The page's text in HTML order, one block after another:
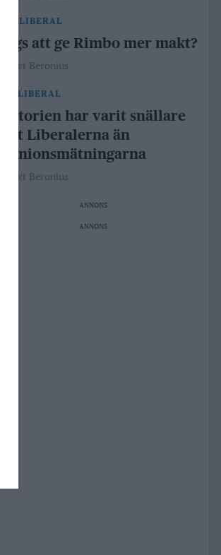
29 julLIBERAL
Dags att ge Rimbo mer makt?
Robert Beronius
LIBERAL
Historien har varit snällare
mot Liberalerna än
opinionsmätningarna
Robert Beronius
ANNONS
ANNONS